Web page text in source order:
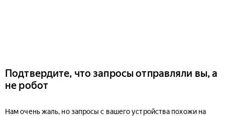
Подтвердите, что запросы отправляли вы, а
не робот
Нам очень жаль, но запросы с вашего устройства похожи на